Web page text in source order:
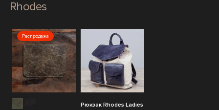
Rhodes
Распродажа
Рюкзак Rhodes Ladies